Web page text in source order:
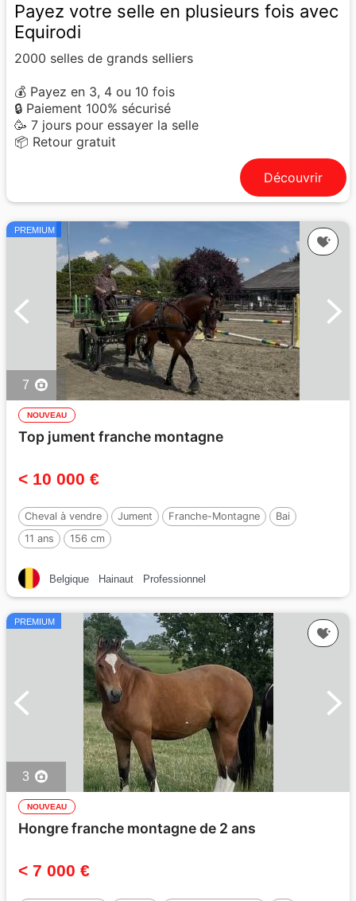
Payez votre selle en plusieurs fois avec
Equirodi
2000 selles de grands selliers
💰 Payez en 3, 4 ou 10 fois
🔒 Paiement 100% sécurisé
🥳 7 jours pour essayer la selle
📦 Retour gratuit
Découvrir
PREMIUM
7
NOUVEAU
Top jument franche montagne
< 10 000 €
Cheval à vendre Jument Franche-Montagne
Bai
11 ans
156 cm
Belgique Hainaut Professionnel
PREMIUM
3
NOUVEAU
Hongre franche montagne de 2 ans
< 7 000 €